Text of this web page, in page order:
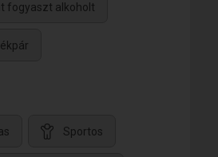
fogyaszt alkoholt
Sportos